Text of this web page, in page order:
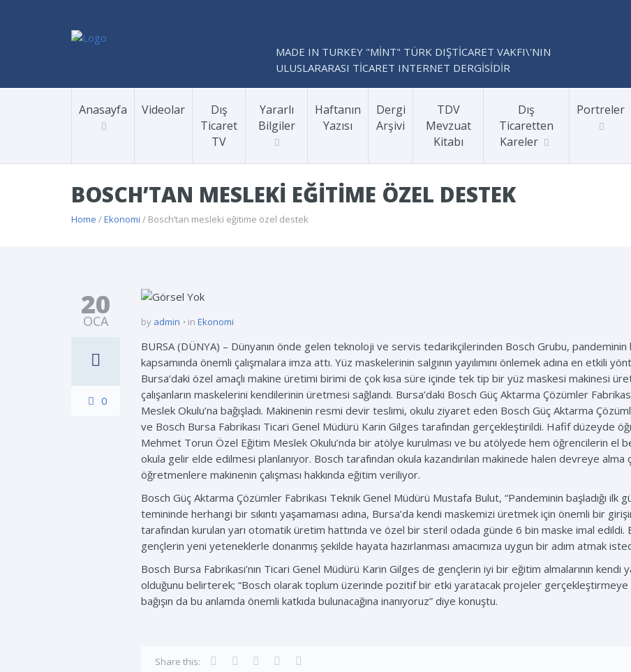
MADE IN TURKEY "MİNT" TÜRK DIŞTİCARET VAKFI\'NIN
ULUSLARARASI TİCARET INTERNET DERGİSİDİR
Anasayfa Videolar
Dış
Ticaret
TV
Yararlı
Bilgiler
Haftanın
Yazısı
Dergi
Arşivi
TDV
Mevzuat
Kitabı
Dış
Ticaretten
Kareler
Portreler
BOSCH’TAN MESLEKI EĞITIME ÖZEL DESTEK
Home /Ekonomi / Bosch’tan mesleki eğitime özel destek
20
OCA
0
by admin in Ekonomi
BURSA (DÜNYA) – Dünyanın önde gelen teknoloji ve servis tedarikçilerinden Bosch Grubu,
kapsamında önemli çalışmalara imza attı. Yüz maskelerinin salgının yayılımını önlemek adına en etkili
Bursa’daki özel amaçlı makine üretimi birimi de çok kısa süre içinde tek tip bir yüz maskesi makinesi
çalışanların maskelerini kendilerinin üretmesi sağlandı. Bursa’daki Bosch Güç Aktarma Çözümler
Meslek Okulu’na bağışladı. Makinenin resmi devir teslimi, okulu ziyaret eden Bosch Güç Aktarma
ve Bosch Bursa Fabrikası Ticari Genel Müdürü Karin Gilges tarafından gerçekleştirildi. Hafif düzeyde
Mehmet Torun Özel Eğitim Meslek Okulu’nda bir atölye kurulması ve bu atölyede hem öğrencilerin el
okula gelir elde edilmesi planlanıyor. Bosch tarafından okula kazandırılan makinede halen devreye alma
öğretmenlere makinenin çalışması hakkında eğitim veriliyor.
Bosch Güç Aktarma Çözümler Fabrikası Teknik Genel Müdürü Mustafa Bulut, “Pandeminin başladığı ilk
temininde herhangi bir sıkıntı yaşamaması adına, Bursa’da kendi maskemizi üretmek için önemli bir
tarafından kurulan yarı otomatik üretim hattında ve özel bir steril odada günde 6 bin maske imal edildi.
gençlerin yeni yeteneklerle donanmış şekilde hayata hazırlanması amacımıza uygun bir adım atmak
Bosch Bursa Fabrikası’nın Ticari Genel Müdürü Karin Gilges de gençlerin iyi bir eğitim almalarının
olduğunu belirterek; “Bosch olarak toplum üzerinde pozitif bir etki yaratacak projeler
bağışın da bu anlamda önemli katkıda bulunacağına inanıyoruz” diye konuştu.
Share this: